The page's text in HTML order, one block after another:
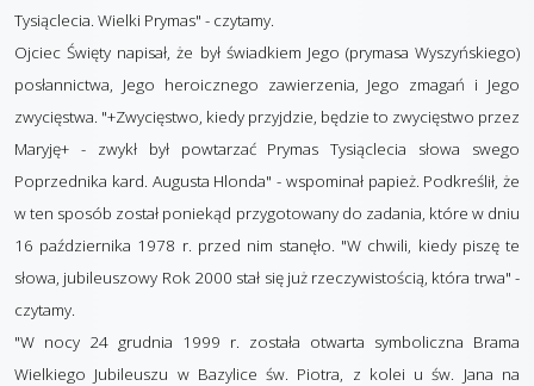
Tysiąclecia. Wielki Prymas" - czytamy.
Ojciec Święty napisał, że był świadkiem Jego (prymasa Wyszyńskiego)
posłannictwa, Jego heroicznego zawierzenia, Jego zmagań i Jego
zwycięstwa. "+Zwycięstwo, kiedy przyjdzie, będzie to zwycięstwo przez
Maryję+ - zwykł był powtarzać Prymas Tysiąclecia słowa swego
Poprzednika kard. Augusta Hlonda" - wspominał papież. Podkreślił, że
w ten sposób został poniekąd przygotowany do zadania, które w dniu
16 października 1978 r. przed nim stanęło. "W chwili, kiedy piszę te
słowa, jubileuszowy Rok 2000 stał się już rzeczywistością, która trwa" -
czytamy.
"W nocy 24 grudnia 1999 r. została otwarta symboliczna Brama
Wielkiego Jubileuszu w Bazylice św. Piotra, z kolei u św. Jana na